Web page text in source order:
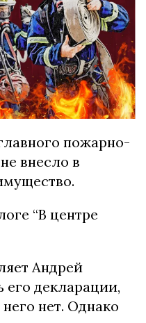
пожарно-
внесло в
“В центре
Андрей
его декларации,
нет. Однако